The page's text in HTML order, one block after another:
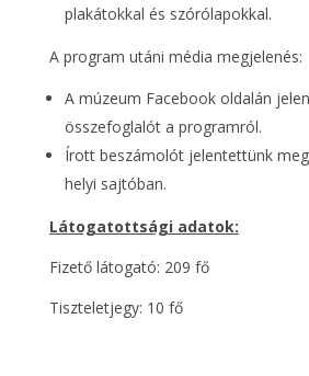
plakátokkal és szórólapokkal.
A program utáni média megjelenés:
A múzeum Facebook oldalán
összefoglalót a programról.
Írott beszámolót jelentettünk
helyi sajtóban.
Látogatottsági adatok:
Fizető látogató: 209 fő
Tiszteletjegy: 10 fő